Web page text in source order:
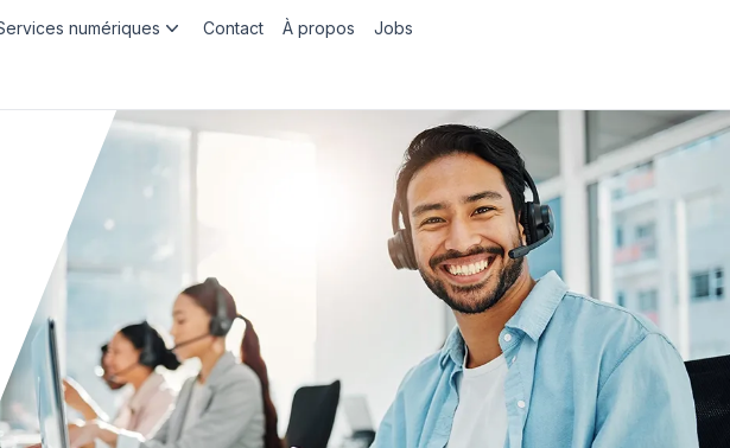
numériques Contact À propos Jobs